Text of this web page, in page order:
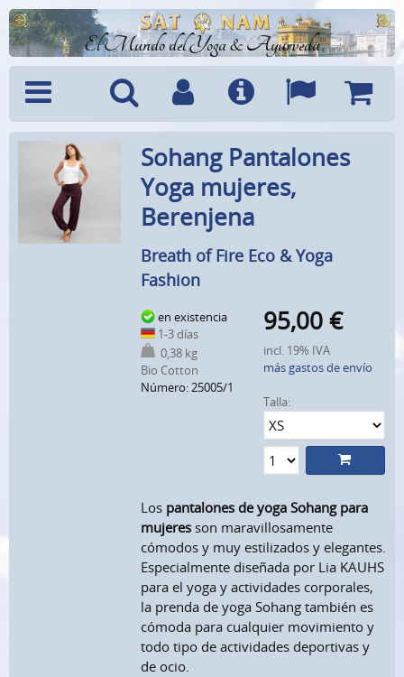
El Mundo del Yoga & Ayurveda
Menú Búsquedad
CuentaInfo IdiomasCesta
Sohang Pantalones
Yoga mujeres,
Berenjena
Breath of Fire Eco & Yoga
Fashion
en existencia
1-3 días
0,38 kg
Bio Cotton
Número: 25005/1
95,00 €
incl. 19% IVA
más gastos de envío
Talla:
Los pantalones de yoga Sohang para
mujeres son maravillosamente
cómodos y muy estilizados y elegantes.
Especialmente diseñada por Lia KAUHS
para el yoga y actividades corporales,
la prenda de yoga Sohang también es
cómoda para cualquier movimiento y
todo tipo de actividades deportivas y
de ocio.